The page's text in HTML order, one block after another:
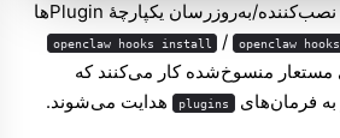
بسته‌های قلاب از طریق نصب‌کننده/به‌روزرسان یکپارچهٔ Pluginها
openclaw hooks install / openclaw
مستعار منسوخ‌شده کار می‌کنند که
فرمان‌های
plugins هدایت می‌شوند.